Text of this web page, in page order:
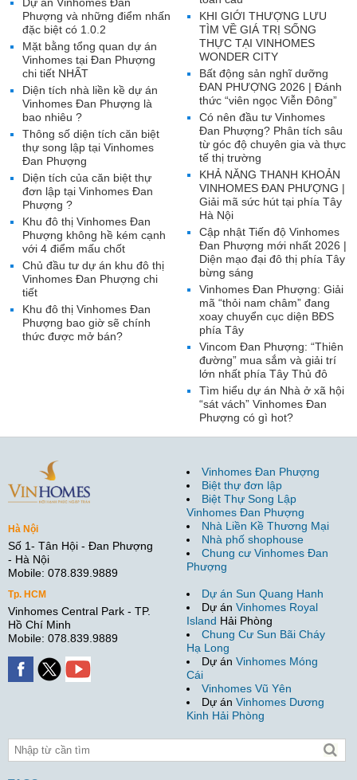
KHI GIỚI THƯỢNG LƯU
TÌM VỀ GIÁ TRỊ SỐNG
THỰC TẠI VINHOMES
WONDER CITY
Bất động sản nghĩ dưỡng
ĐAN PHƯỢNG 2026 | Đánh
thức “viên ngọc Viễn Đông”
Có nên đầu tư Vinhomes
Đan Phượng? Phân tích sâu
từ góc độ chuyên gia và thực
tế thị trường
KHẢ NĂNG THANH KHOẢN
VINHOMES ĐAN PHƯỢNG |
Giải mã sức hút tại phía Tây
Hà Nội
Cập nhật Tiến độ Vinhomes
Đan Phượng mới nhất 2026 |
Diện mạo đại đô thị phía Tây
bừng sáng
Vinhomes Đan Phượng: Giải
mã “thỏi nam châm” đang
xoay chuyển cục diện BĐS
phía Tây
Vincom Đan Phượng: “Thiên
đường” mua sắm và giải trí
lớn nhất phía Tây Thủ đô
Tìm hiểu dự án Nhà ở xã hội
“sát vách” Vinhomes Đan
Phượng có gì hot?
Dự án Vinhomes Đan
Phượng và những điểm nhấn
đặc biệt có 1.0.2
Mặt bằng tổng quan dự án
Vinhomes tại Đan Phượng
chi tiết NHẤT
Diện tích nhà liền kề dự án
Vinhomes Đan Phượng là
bao nhiêu ?
Thông số diện tích căn biệt
thự song lập tại Vinhomes
Đan Phượng
Diện tích của căn biệt thự
đơn lập tại Vinhomes Đan
Phượng ?
Khu đô thị Vinhomes Đan
Phượng không hề kém cạnh
với 4 điểm mấu chốt
Chủ đầu tư dự án khu đô thị
Vinhomes Đan Phượng chi
tiết
Khu đô thị Vinhomes Đan
Phượng bao giờ sẽ chính
thức được mở bán?
Hà Nội
Số 1- Tân Hội - Đan Phượng
- Hà Nội
Mobile: 078.839.9889
Tp. HCM
Vinhomes Central Park - TP.
Hồ Chí Minh
Mobile: 078.839.9889
Vinhomes Đan Phượng
Biệt thự đơn lập
Biệt Thự Song Lập
Vinhomes Đan Phượng
Nhà Liền Kề Thương Mại
Nhà phố shophouse
Chung cư Vinhomes Đan
Phượng
Dự án Sun Quang Hanh
Dự án Vinhomes Royal
Island Hải Phòng
Chung Cư Sun Bãi Cháy
Hạ Long
Dự án Vinhomes Móng
Cái
Vinhomes Vũ Yên
Dự án Vinhomes Dương
Kinh Hải Phòng